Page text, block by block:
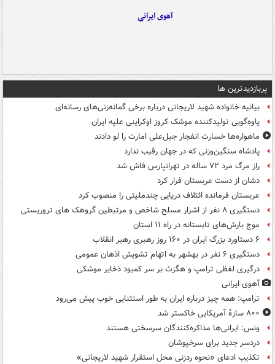
آهوی ایرانی
پربازدیدترین ها
بیانیه خانواده شهید لاریجانی درباره برخی گمانه‌زنی‌های رسانه‌ای
یاوه‌گویی تولیدکننده موشک کروز اوکراینی علیه ایران
ماهواره‌ها خسارت انفجار جبل‌علی امارت را لو دادند
پادشاه سنگین‌وزنی که در جهان رقیب ندارد
راز مرگ مرد ۷۲ ساله در تهرانپارس فاش شد
دشان از دست عربستان فرار کرد
عربستان فرمانده ائتلاف دریایی چندملیتی را منصوب کرد
دستگیری ۸ نفر از اشرار مسلح شاخص و مرتبطین گروهک های تروریستی
موج بارش‌های تابستانه در راه ۱۱ استان
۶ دستاورد بزرگ ایران در ۱۶۰ روز رهبری رهبر انقلاب
دستگیری ۶ نفر در بهشهر به اتهام تشویش اذهان عمومی
درگیری لفظی ترامپ و هگزث بر سر کمبود ذخایر موشکی
آهوی ایرانی
ترامپ: همه چیز درباره ایران به طور استثنایی خوب پیش می‌رود
۸۰۰ سازۀ آمریکایی خاکستر شد
ونس: ایرانی‌ها مذاکره‌کنندگان سرسختی هستند
دردسر جدید برای سرخپوشان
تکذیب ادعای «نحوه ردزنی محل استقرار شهید لاریجانی»